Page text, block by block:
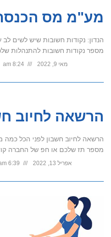
מע"מ מס
מספר נקודות חשובות להתנהלות
מאי 9, 2022 8:24 am
הרשאה לחיוב
הרשאה לחיוב חשבון לפני הכל
מספר תז שלכם או חפ של החברה
אפריל 13, 2022 6:39 am